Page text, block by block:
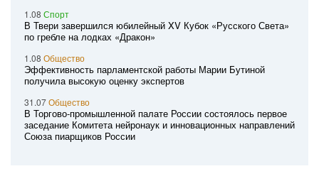
1.08 Спорт
В Твери завершился юбилейный XV Кубок «Русского Света»
по гребле на лодках «Дракон»
1.08 Общество
Эффективность парламентской работы Марии Бутиной
получила высокую оценку экспертов
31.07Общество
В Торгово-промышленной палате России состоялось первое
заседание Комитета нейронаук и инновационных направлений
Союза пиарщиков России